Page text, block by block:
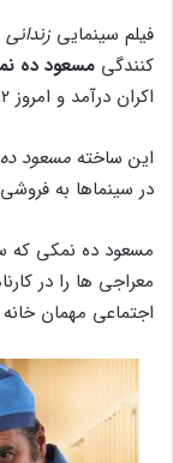
فیلم سینمایی
کنندگی مسعود ده
اکران درآمد و امروز ۱۲ آذر در نمایش خانگی توزیع شد.
این ساخته مسعود
در سینماها به فروشی حدود ۵ میلیارد
مسعود ده نمکی که
معراجی ها را در
اجتماعی مهمان